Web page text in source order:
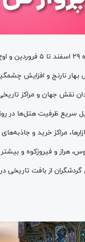
نارنج و افزایش
نقش جهان و مراکز
سریع ظرفیت هتل‌ها در
مراکز خرید و
هراز و فیروزکوه و
از بافت تاریخی